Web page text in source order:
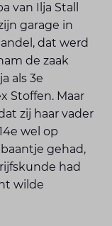
van Ilja Stall
garage in
dat werd
de zaak
als 3e
Stoffen. Maar
zij haar vader
wel op
gehad,
had
wilde